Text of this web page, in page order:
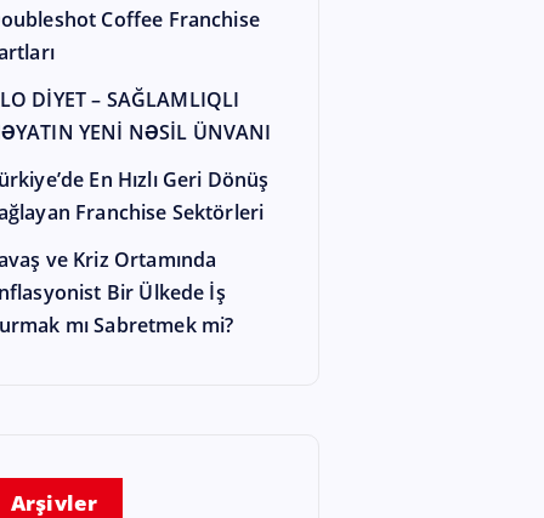
Coffee Franchise
DİYET – SAĞLAMLIQLI
YENİ NƏSİL ÜNVANI
En Hızlı Geri Dönüş
Franchise Sektörleri
ve Kriz Ortamında
Bir Ülkede İş
mı Sabretmek mi?
Arşivler